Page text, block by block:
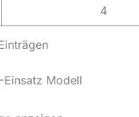
4
Einsatz Modell